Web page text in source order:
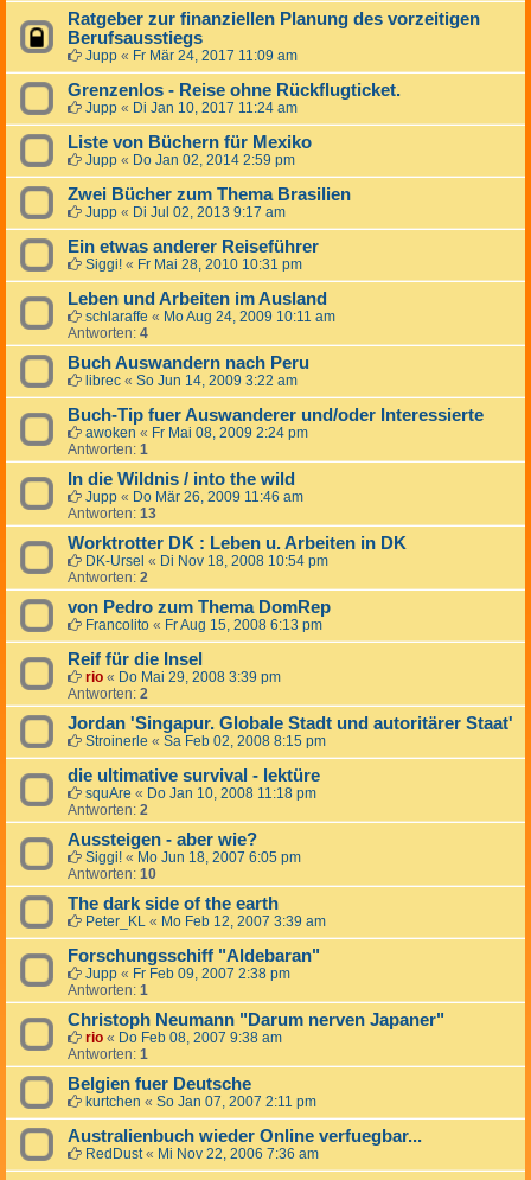
Ratgeber zur finanziellen Planung des vorzeitigen
Berufsausstiegs
Jupp « Fr Mär 24, 2017 11:09 am
Grenzenlos - Reise ohne Rückflugticket.
Jupp « Di Jan 10, 2017 11:24 am
Liste von Büchern für Mexiko
Jupp « Do Jan 02, 2014 2:59 pm
Zwei Bücher zum Thema Brasilien
Jupp « Di Jul 02, 2013 9:17 am
Ein etwas anderer Reiseführer
Siggi! « Fr Mai 28, 2010 10:31 pm
Leben und Arbeiten im Ausland
schlaraffe « Mo Aug 24, 2009 10:11 am
Antworten: 4
Buch Auswandern nach Peru
librec « So Jun 14, 2009 3:22 am
Buch-Tip fuer Auswanderer und/oder Interessierte
awoken « Fr Mai 08, 2009 2:24 pm
Antworten: 1
In die Wildnis / into the wild
Jupp « Do Mär 26, 2009 11:46 am
Antworten: 13
Worktrotter DK : Leben u. Arbeiten in DK
DK-Ursel « Di Nov 18, 2008 10:54 pm
Antworten: 2
von Pedro zum Thema DomRep
Francolito « Fr Aug 15, 2008 6:13 pm
Reif für die Insel
rio « Do Mai 29, 2008 3:39 pm
Antworten: 2
Jordan 'Singapur. Globale Stadt und autoritärer Staat'
Stroinerle « Sa Feb 02, 2008 8:15 pm
die ultimative survival - lektüre
squAre « Do Jan 10, 2008 11:18 pm
Antworten: 2
Aussteigen - aber wie?
Siggi! « Mo Jun 18, 2007 6:05 pm
Antworten: 10
The dark side of the earth
Peter_KL « Mo Feb 12, 2007 3:39 am
Forschungsschiff "Aldebaran"
Jupp « Fr Feb 09, 2007 2:38 pm
Antworten: 1
Christoph Neumann "Darum nerven Japaner"
rio « Do Feb 08, 2007 9:38 am
Antworten: 1
Belgien fuer Deutsche
kurtchen « So Jan 07, 2007 2:11 pm
Australienbuch wieder Online verfuegbar...
RedDust« Mi Nov 22, 2006 7:36 am